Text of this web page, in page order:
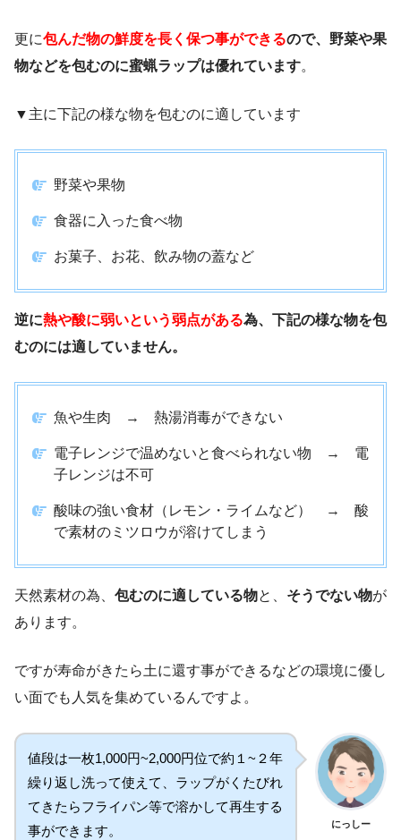
更に包んだ物の鮮度を長く保つ事ができるので、野菜や果
物などを包むのに蜜蝋ラップは優れています。
▼主に下記の様な物を包むのに適しています
野菜や果物
食器に入った食べ物
お菓子、お花、飲み物の蓋など
逆に熱や酸に弱いという弱点がある為、下記の様な物を包
むのには適していません。
魚や生肉 → 熱湯消毒ができない
電子レンジで温めないと食べられない物 → 電
子レンジは不可
酸味の強い食材（レモン・ライムなど） → 酸
で素材のミツロウが溶けてしまう
天然素材の為、 包むのに適している物と、 そうでない物が
あります。
ですが寿命がきたら土に還す事ができるなどの環境に優し
い面でも人気を集めているんですよ。
値段は一枚1,000円~2,000円位で約１~２年
繰り返し洗って使えて、ラップがくたびれ
てきたらフライパン等で溶かして再生する
事ができます。
にっしー